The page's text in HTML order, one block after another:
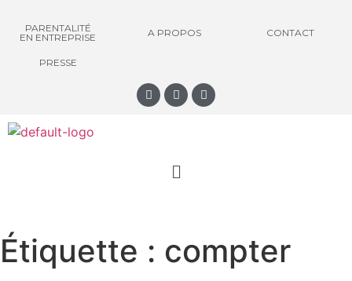
PARENTALITÉ
EN ENTREPRISE
A PROPOS CONTACT
PRESSE
Étiquette : compter